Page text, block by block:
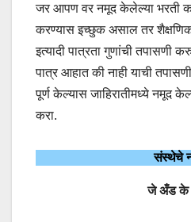
जर आपण वर नमूद केलेल्या भरती
करण्यास इच्छुक असाल तर शैक्षणिक
इत्यादी पात्रता गुणांची तपासणी
पात्र आहात की नाही याची
पूर्ण केल्यास जाहिरातीमध्ये नमूद
करा.
संस्थेचे
जे अँड के